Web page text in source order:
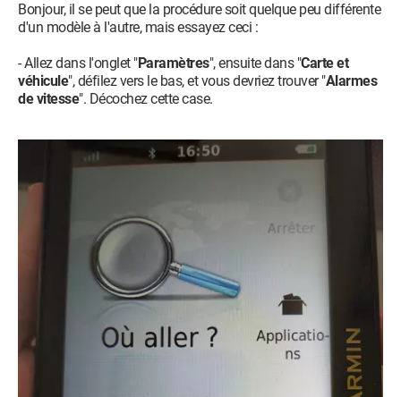
Bonjour, il se peut que la procédure soit quelque peu différente
d'un modèle à l'autre, mais essayez ceci :
- Allez dans l'onglet "Paramètres", ensuite dans "Carte et
véhicule", défilez vers le bas, et vous devriez trouver "Alarmes
de vitesse". Décochez cette case.